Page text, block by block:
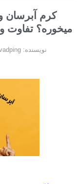
کرم آبرسان
تفاوت
نویسنده:javadping